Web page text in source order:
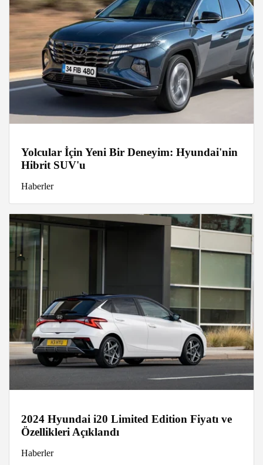
Yolcular İçin Yeni Bir Deneyim: Hyundai'nin
Hibrit SUV'u
Haberler
2024 Hyundai i20 Limited Edition Fiyatı ve
Özellikleri Açıklandı
Haberler